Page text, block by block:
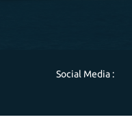
Social Media :